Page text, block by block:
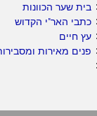
בית שער הכוונות
כתבי האר"י הקדוש
עץ חיים
פנים מאירות